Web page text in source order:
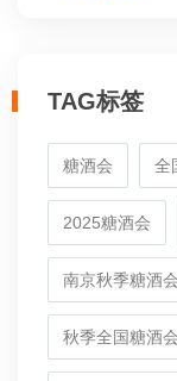
TAG标签
糖酒会 全
2025糖酒会
南京秋季糖酒会
秋季全国糖酒会